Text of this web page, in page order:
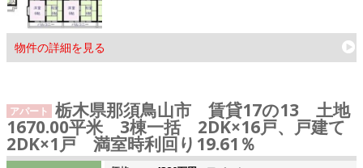
物件の詳細を見る
アパート 栃木県那須鳥山市 賃貸17の13 土地
1670.00平米 3棟一括 2DK×16戸、戸建て
2DK×1戸 満室時利回り19.61％